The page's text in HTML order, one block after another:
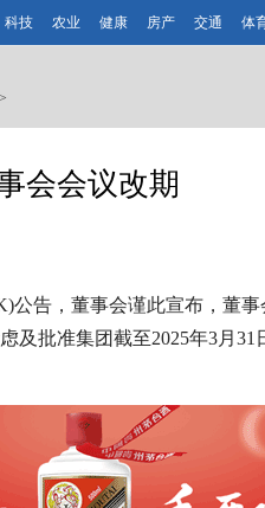
科技 农业 健康 房产 交通 体
>
会会议改期
公告，董事会谨此宣布，董事
及批准集团截至2025年3月